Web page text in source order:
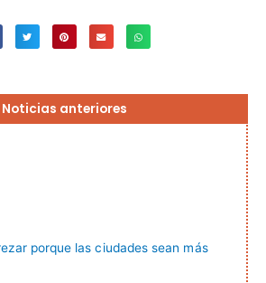
Noticias anteriores
Página
PáginaPáginaPágina
Página